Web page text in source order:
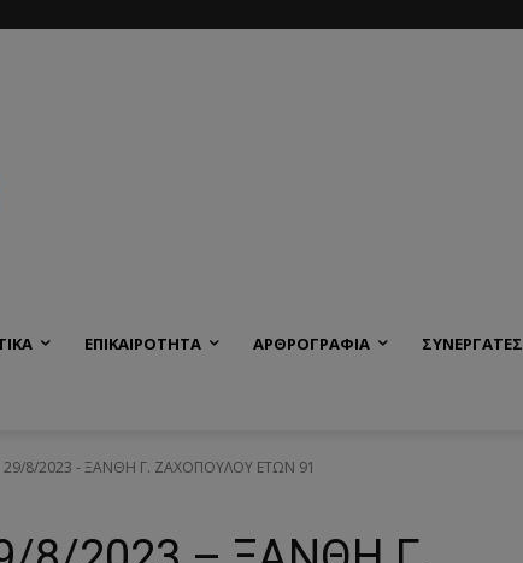
ΕΠΙΚΑΙΡΟΤΗΤΑ ΑΡΘΡΟΓΡΑΦΙΑ ΣΥΝΕΡΓΑΤΕΣ
29/8/2023 - ΞΑΝΘΗ Γ. ΖΑΧΟΠΟΥΛΟΥ ΕΤΩΝ 91